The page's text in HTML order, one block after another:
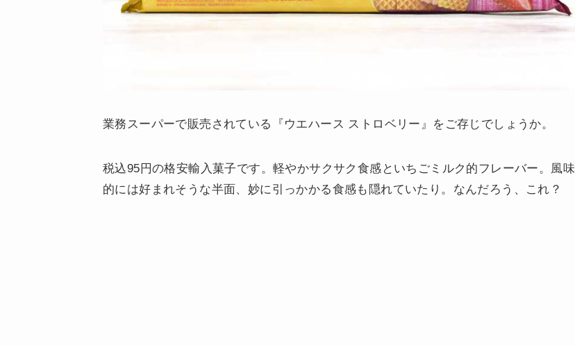
業務スーパーで販売されている『ウエハース ストロベリー』をご存じでしょうか。
税込95円の格安輸入菓子です。軽やかサクサク食感といちごミルク的フレーバー。風味
的には好まれそうな半面、妙に引っかかる食感も隠れていたり。なんだろう、これ？